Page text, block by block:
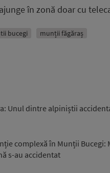
în zonă doar cu
bucegi munții făgăraș
Unul dintre alpiniștii
complexă în Munții
s-au accidentat